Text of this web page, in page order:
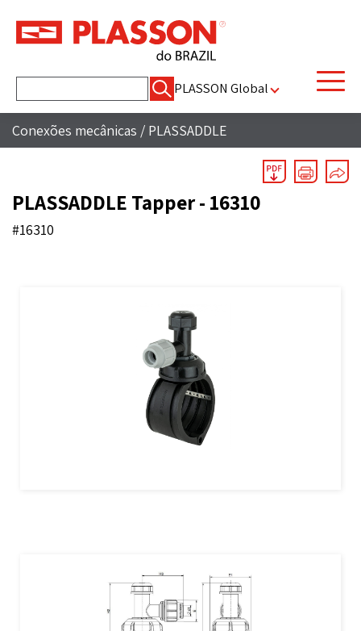
por:
PLASSON Global
Conexões mecânicas / PLASSADDLE
PLASSADDLE Tapper - 16310
#16310